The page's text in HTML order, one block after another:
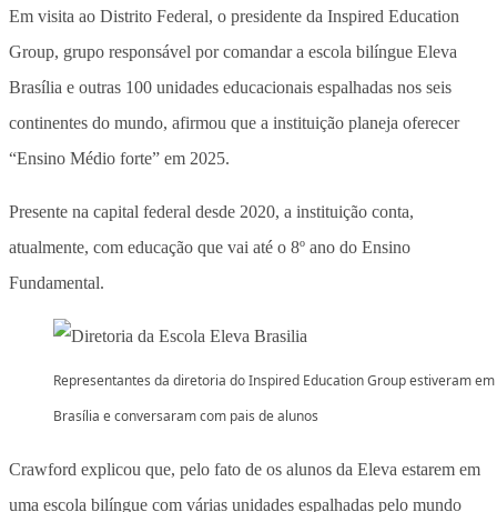
Em visita ao Distrito Federal, o presidente da Inspired Education
Group, grupo responsável por comandar a escola bilíngue Eleva
Brasília e outras 100 unidades educacionais espalhadas nos seis
continentes do mundo, afirmou que a instituição planeja oferecer
“Ensino Médio forte” em 2025.
Presente na capital federal desde 2020, a instituição conta,
atualmente, com educação que vai até o 8º ano do Ensino
Fundamental.
Representantes da diretoria do Inspired Education Group estiveram em
Brasília e conversaram com pais de alunos
Crawford explicou que, pelo fato de os alunos da Eleva estarem em
uma escola bilíngue com várias unidades espalhadas pelo mundo